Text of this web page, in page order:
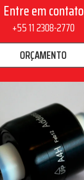
Entre em contato
+55 11 2308-2770